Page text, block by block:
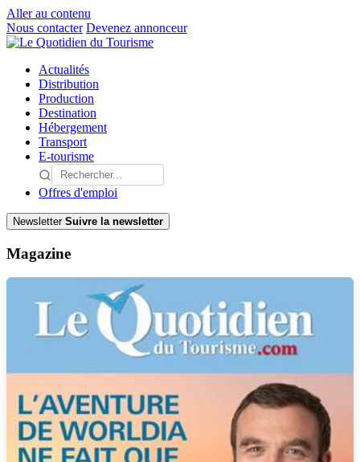
Aller au contenu
Nous contacter Devenez annonceur
Actualités
Distribution
Production
Destination
Hébergement
Transport
E-tourisme
Offres d'emploi
Newsletter Suivre la newsletter
Magazine